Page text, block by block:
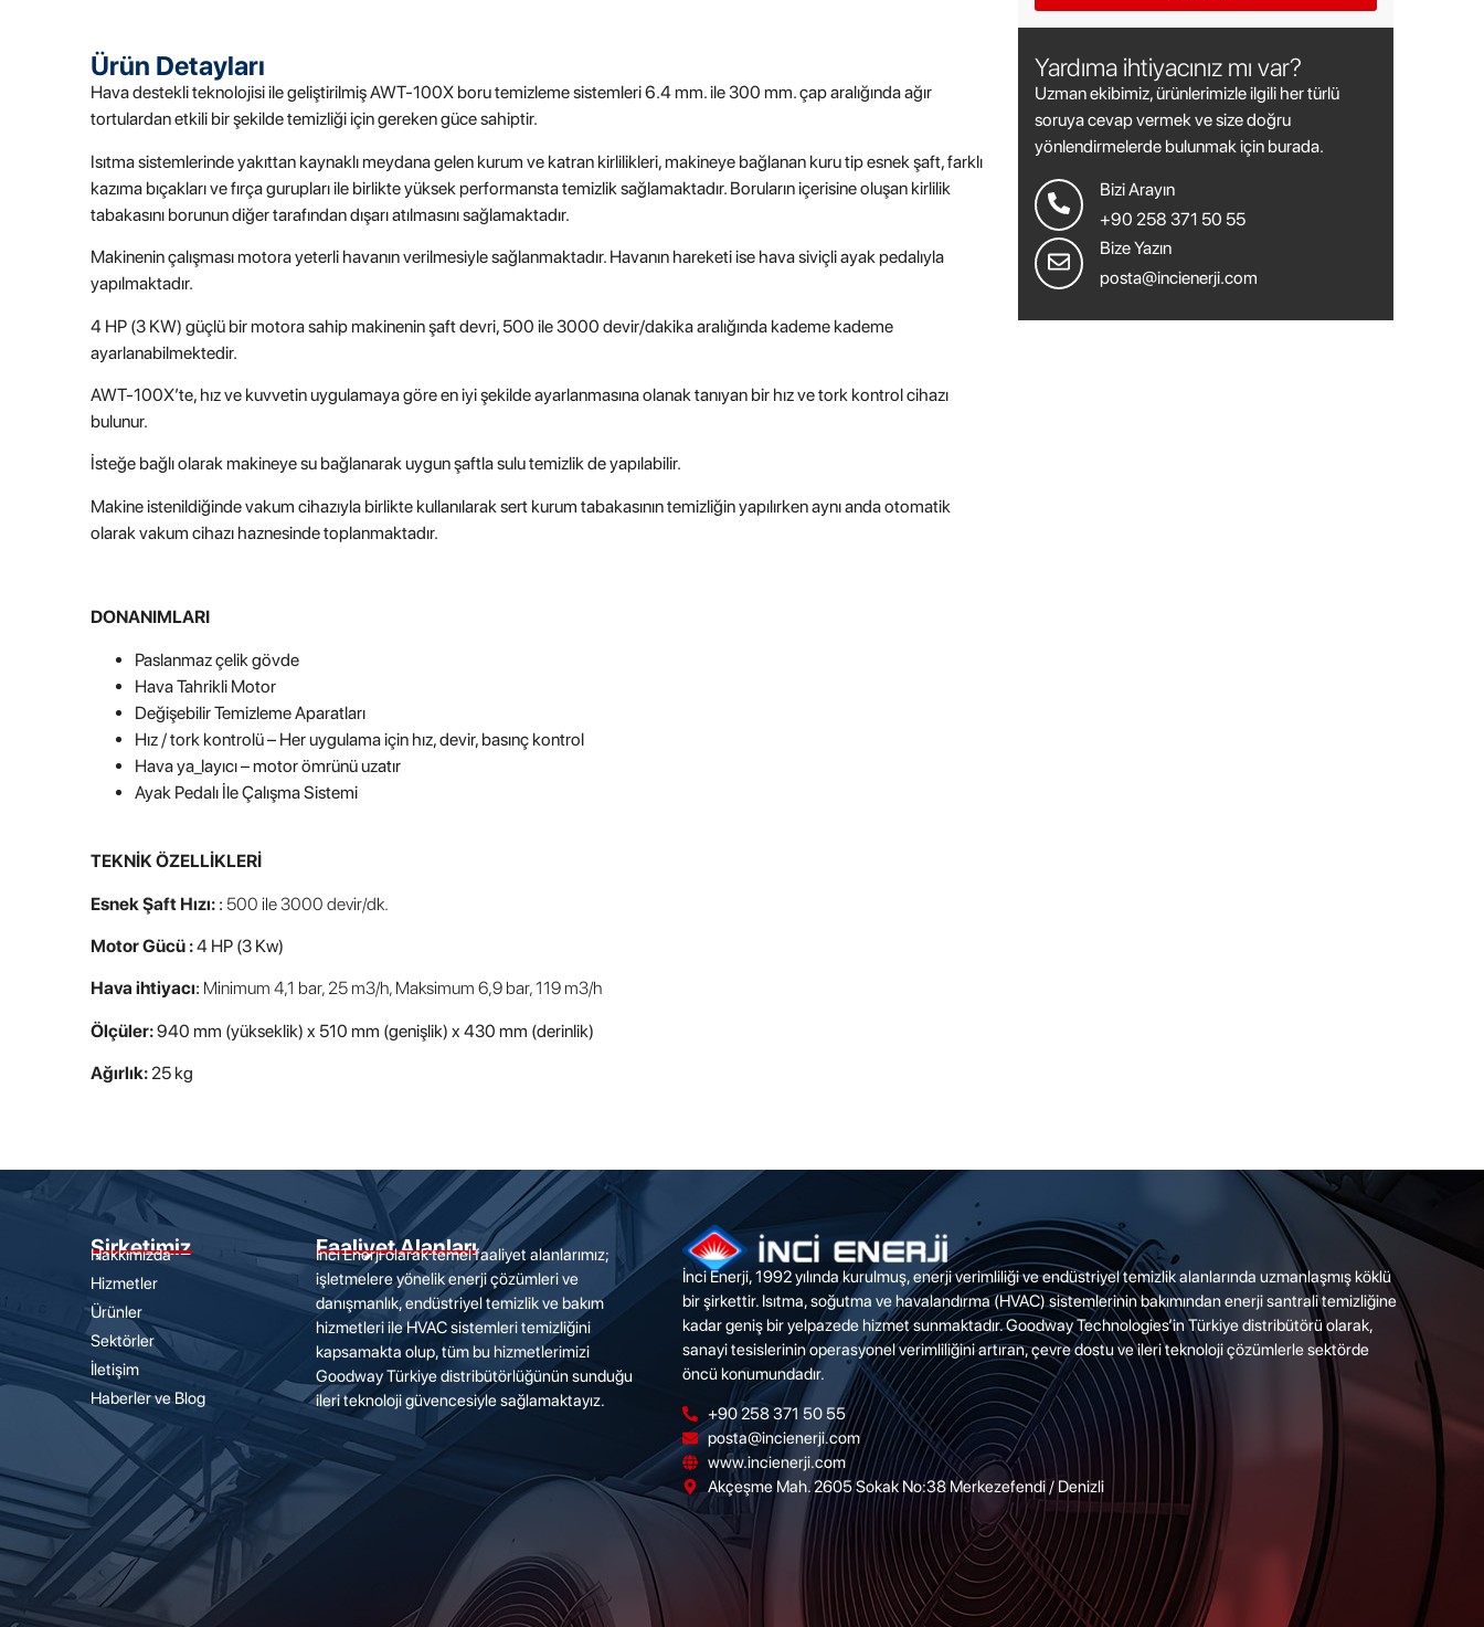
Ürün Detayları
Hava destekli teknolojisi ile geliştirilmiş AWT-100X boru temizleme sistemleri6.4 mm. ile 300 mm. çap aralığında ağır
tortulardanetkili bir şekilde temizliği için gereken güce sahiptir.
Isıtma sistemlerinde yakıttan kaynaklı meydana gelen kurum ve katran kirlilikleri, makineye bağlanan kuru tip esnek şaft, farklı
kazıma bıçakları ve fırça gurupları ile birlikte yüksek performansta temizlik sağlamaktadır. Boruların içerisine oluşan kirlilik
tabakasını borunun diğer tarafından dışarı atılmasını sağlamaktadır.
Makinenin çalışması motora yeterli havanın verilmesiyle sağlanmaktadır. Havanın hareketi ise hava siviçli ayak pedalıyla
yapılmaktadır.
4 HP (3 KW) güçlü bir motora sahip makinenin şaft devri, 500 ile 3000 devir/dakika aralığında kademe kademe
ayarlanabilmektedir.
AWT-100X’te, hız ve kuvvetin uygulamaya göre en iyi şekilde ayarlanmasına olanak tanıyan bir hız ve tork kontrol cihazı
bulunur.
İsteğe bağlı olarak makineye su bağlanarak uygun şaftla sulu temizlik de yapılabilir.
Makine istenildiğinde vakum cihazıyla birlikte kullanılarak sert kurum tabakasının temizliğin yapılırken aynı anda otomatik
olarak vakum cihazı haznesinde toplanmaktadır.
DONANIMLARI
Paslanmaz çelik gövde
Hava Tahrikli Motor
Değişebilir Temizleme Aparatları
Hız / tork kontrolü – Her uygulama için hız, devir, basınç kontrol
Hava ya_layıcı – motor ömrünü uzatır
Ayak Pedalı İle Çalışma Sistemi
TEKNİK ÖZELLİKLERİ
Esnek Şaft Hızı: : 500 ile 3000 devir/dk.
Motor Gücü :4 HP (3 Kw)
Hava ihtiyacı: Minimum 4,1 bar, 25 m3/h, Maksimum 6,9 bar, 119 m3/h
Ölçüler:940 mm (yükseklik) x 510 mm (genişlik) x 430 mm (derinlik)
Ağırlık: 25 kg
Yardıma ihtiyacınız mı var?
Uzman ekibimiz, ürünlerimizle ilgili her türlü
soruya cevap vermek ve size doğru
yönlendirmelerde bulunmak için burada.
Bizi Arayın
+90 258 371 50 55
Bize Yazın
posta@incienerji.com
Şirketimiz
Hakkımızda
Hizmetler
Ürünler
Sektörler
İletişim
Haberler ve Blog
Faaliyet Alanları
İnci Enerji olarak temel faaliyet alanlarımız;
işletmelere yönelik enerji çözümleri ve
danışmanlık, endüstriyel temizlik ve bakım
hizmetleri ile HVAC sistemleri temizliğini
kapsamakta olup, tüm bu hizmetlerimizi
Goodway Türkiye distribütörlüğünün sunduğu
ileri teknoloji güvencesiyle sağlamaktayız.
İnci Enerji, 1992 yılında kurulmuş, enerji verimliliği ve endüstriyel temizlik alanlarında uzmanlaşmış köklü
bir şirkettir. Isıtma, soğutma ve havalandırma (HVAC) sistemlerinin bakımından enerji santrali temizliğine
kadar geniş bir yelpazede hizmet sunmaktadır. Goodway Technologies’in Türkiye distribütörü olarak,
sanayi tesislerinin operasyonel verimliliğini artıran, çevre dostu ve ileri teknoloji çözümlerle sektörde
öncü konumundadır.
+90 258 371 50 55
posta@incienerji.com
www.incienerji.com
Akçeşme Mah. 2605 Sokak No:38 Merkezefendi / Denizli